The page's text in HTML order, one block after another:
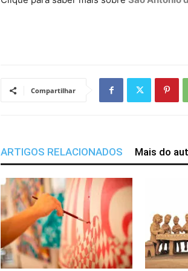
Compartilhar
ARTIGOS RELACIONADOS Mais do